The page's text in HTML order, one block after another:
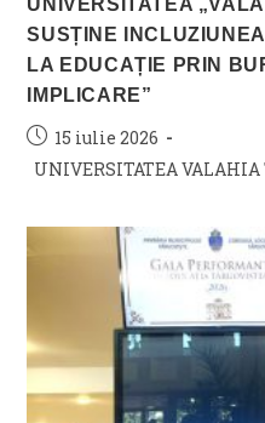
UNIVERSITATEA
SUSȚINE
LA EDUCAȚIE PRIN
IMPLICARE”
Post
published:
15 iulie 2026
Post
UNIVERSITATEA VALAHIA